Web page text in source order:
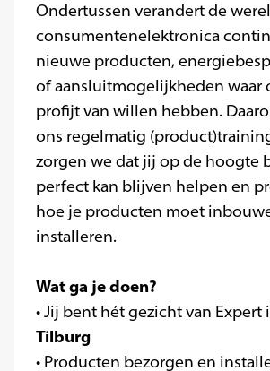
Ondertussen verandert de
consumentenelektronica
nieuwe producten,
of aansluitmogelijkheden waar
profijt van willen hebben.
ons regelmatig
zorgen we dat jij op de hoogte
perfect kan blijven helpen en
hoe je producten moet
installeren.
Wat ga je doen?
• Jij bent hét gezicht van Expert
Tilburg
• Producten bezorgen en